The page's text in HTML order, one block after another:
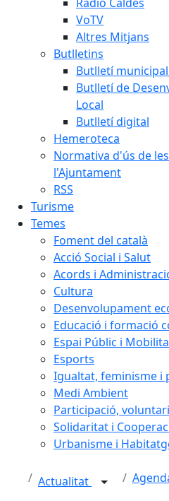
VoTV
Altres Mitjans
Butlletins
Butlletí
Butlletí de
Local
Butlletí digital
Hemeroteca
Normativa d'ús de
l'Ajuntament
RSS
Turisme
Temes
Foment del català
Acció Social i Salut
Acords i
Cultura
Desenvolupament
Educació i formació
Espai Públic i
Esports
Igualtat, feminisme i
Medi Ambient
Participació,
Solidaritat i
Urbanisme i
Actualitat